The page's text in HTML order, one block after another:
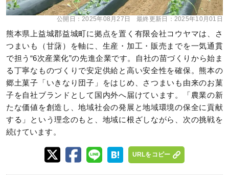
公開日：2025年08月27日 最終更新日： 2025年10月01日
熊本県上益城郡益城町に拠点を置く有限会社コウヤマは、さ
つまいも（甘藷）を軸に、生産・加工・販売までを一気通貫
で担う“6次産業化”の先進企業です。自社の苗づくりから始ま
る丁寧なものづくりで安定供給と高い安全性を確保。熊本の
郷土菓子「いきなり団子」をはじめ、さつまいも由来のお菓
子を自社ブランドとして国内外へ届けています。「農業の新
たな価値を創造し、地域社会の発展と地域環境の保全に貢献
する」という理念のもと、地域に根ざしながら、次の挑戦を
続けています。
URLをコピー